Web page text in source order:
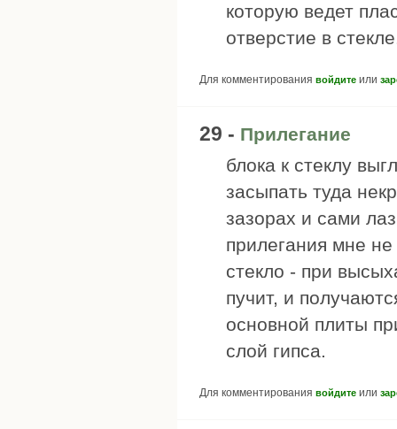
которую ведет
отверстие в
Для комментирования войдите или
29 - Прилегание
блока к стеклу
засыпать туда
зазорах и сами
прилегания мне
стекло - при
пучит, и
основной плиты
слой гипса.
Для комментирования войдите или